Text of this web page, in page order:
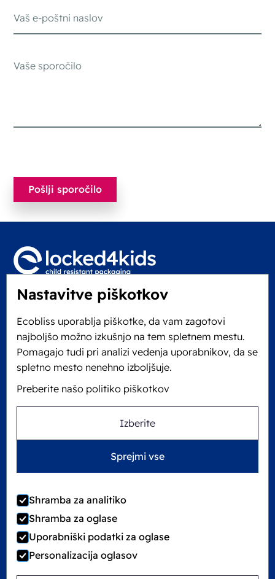
Nastavitve piškotkov
Ecobliss uporablja piškotke, da vam zagotovi
najboljšo možno izkušnjo na tem spletnem mestu.
Pomagajo tudi pri analizi vedenja uporabnikov, da se
spletno mesto nenehno izboljšuje.
Preberite našo politiko piškotkov
Izberite
Sprejmi vse
Shramba za analitiko
Shramba za oglase
Uporabniški podatki za oglase
Personalizacija oglasov
Locked4Kids B.V.
6101 XJ Echt, Nizozemska
KVK: 60610182
+31 475 390 550
Ecobliss ima certifikat FSC® z licenčno številko
©2026Ecobliss Group
Locked4Kids je del